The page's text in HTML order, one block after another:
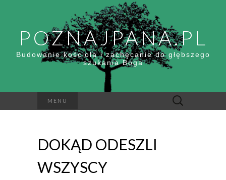
POZNAJPANA.PL
Budowanie kościoła i zachęcanie do głębszego
szukania Boga
MENU Szukaj:
DOKĄD ODESZLI
WSZYSCY